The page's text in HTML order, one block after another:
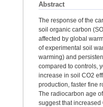
Abstract
The response of the
soil organic carbon
affected by global
of experimental soil
warming) and
compared to controls,
increase in soil CO2
production, faster fine
The radiocarbon age
suggest that